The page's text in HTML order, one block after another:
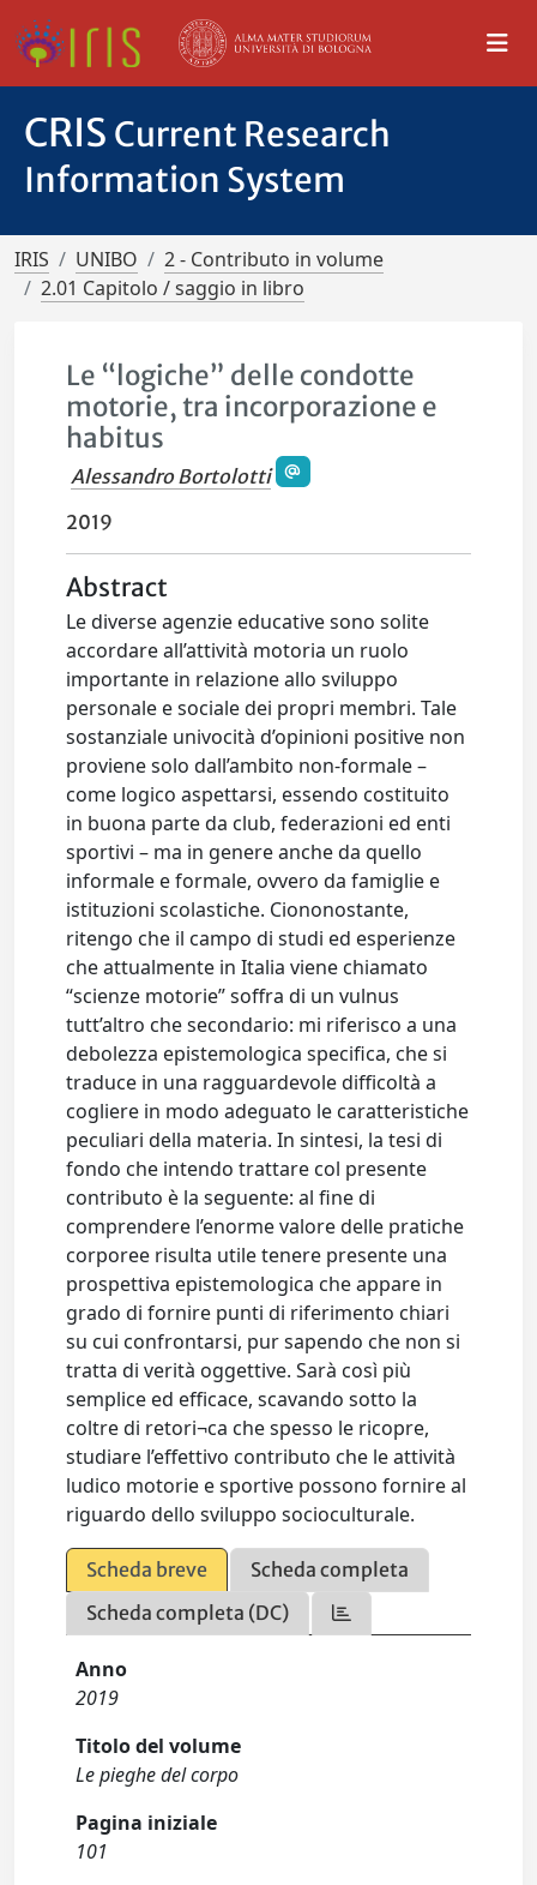
CRIS Current Research
Information System
IRIS UNIBO
2 - Contributo in volume
2.01 Capitolo / saggio in libro
Le “logiche” delle condotte
motorie, tra incorporazione e
habitus
Alessandro Bortolotti
2019
Abstract
Le diverse agenzie educative sono solite
accordare all’attività motoria un ruolo
importante in relazione allo sviluppo
personale e sociale dei propri membri. Tale
sostanziale univocità d’opinioni positive non
proviene solo dall’ambito non-formale –
come logico aspettarsi, essendo costituito
in buona parte da club, federazioni ed enti
sportivi – ma in genere anche da quello
informale e formale, ovvero da famiglie e
istituzioni scolastiche. Ciononostante,
ritengo che il campo di studi ed esperienze
che attualmente in Italia viene chiamato
“scienze motorie” soffra di un vulnus
tutt’altro che secondario: mi riferisco a una
debolezza epistemologica specifica, che si
traduce in una ragguardevole difficoltà a
cogliere in modo adeguato le caratteristiche
peculiari della materia. In sintesi, la tesi di
fondo che intendo trattare col presente
contributo è la seguente: al fine di
comprendere l’enorme valore delle pratiche
corporee risulta utile tenere presente una
prospettiva epistemologica che appare in
grado di fornire punti di riferimento chiari
su cui confrontarsi, pur sapendo che non si
tratta di verità oggettive. Sarà così più
semplice ed efficace, scavando sotto la
coltre di retori¬ca che spesso le ricopre,
studiare l’effettivo contributo che le attività
ludico motorie e sportive possono fornire al
riguardo dello sviluppo socioculturale.
Scheda breve
Scheda completa
Scheda completa (DC)
Anno
2019
Titolo del volume
Le pieghe del corpo
Pagina iniziale
101